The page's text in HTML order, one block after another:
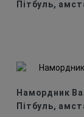
Пітбуль,
Намордник
Пітбуль,